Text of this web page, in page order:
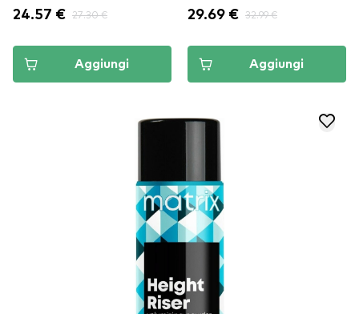
24.57 € 27.30 €
Aggiungi
29.69 € 32.99 €
Aggiungi